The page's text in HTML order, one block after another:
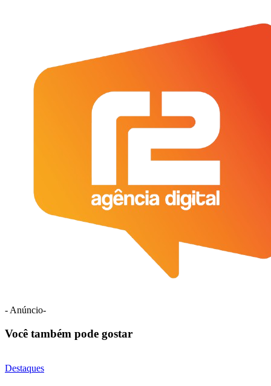
- Anúncio-
Você também pode gostar
Destaques